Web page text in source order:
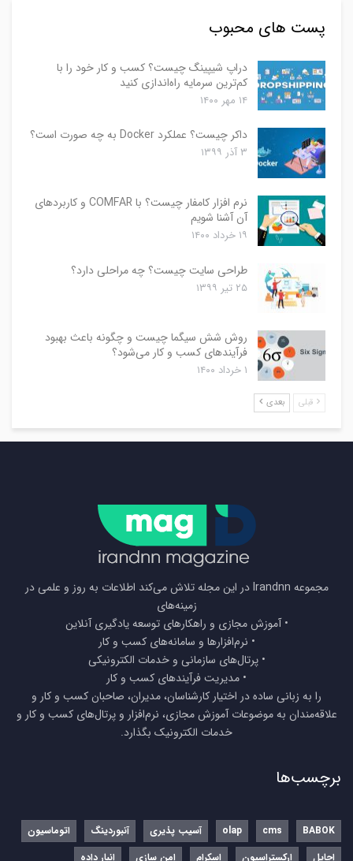
پست های محبوب
دراپ شیپینگ چیست؟ کسب و کار خود را با
کم‌ترین سرمایه راه‌اندازی کنید
۱۴ مهر ۱۴۰۰
داکر چیست؟ عملکرد Docker به چه صورت است؟
۳ آذر ۱۳۹۹
نرم افزار کامفار چیست؟ با COMFAR و کاربردهای
آن آشنا شویم
۱۹ خرداد ۱۴۰۰
طراحی سایت چیست؟ چه مراحلی دارد؟
۲۵ تیر ۱۳۹۹
روش شش سیگما چیست و چگونه باعث بهبود
فرآیندهای کسب و کار می‌شود؟
۱ خرداد ۱۴۰۰
قبلی بعدی
مجموعه Irandnn در این مجله تلاش می‌کند اطلاعات به روز و علمی در
زمینه‌های
• آموزش مجازی و راهکارهای توسعه یادگیری آنلاین
• نرم‌افزارها و سامانه‌های کسب و کار
• پرتال‌های سازمانی و خدمات الکترونیکی
• مدیریت فرآیندهای کسب و کار
را به زبانی ساده در اختیار کارشناسان، مدیران، صاحبان کسب و کار و
علاقه‌مندان به موضوعات آموزش مجازی، نرم‌افزار و پرتال‌های کسب و کار و
خدمات الکترونیک بگذارد.
برچسب‌ها
BABOK
cms
olap آسیب پذیری آنبوردینگ
اتوماسیون
اجایل
ارکستراسیون اسکرام امن سازی انبار داده